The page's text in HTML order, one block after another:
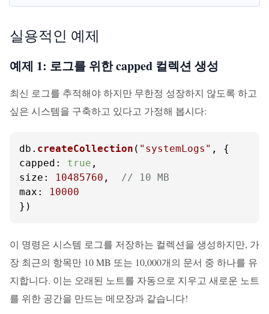
실용적인 예제
예제 1: 로그를 위한 capped 컬렉션 생성
최신 로그를 추적해야 하지만 무한정 성장하지 않도록 하고
싶은 시스템을 구축하고 있다고 가정해 봅시다:
db. createCollection ( "systemLogs"
capped : true
size : 10485760 , // 10 MB
max :
10000
})
이 명령은 시스템 로그를 저장하는 컬렉션을 생성하지만, 가
장 최근의 항목만 10 MB 또는 10,000개의 문서 중 하나를 유
지합니다. 이는 오래된 노트를 자동으로 지우고 새로운 노트
를 위한 공간을 만드는 메모장과 같습니다!